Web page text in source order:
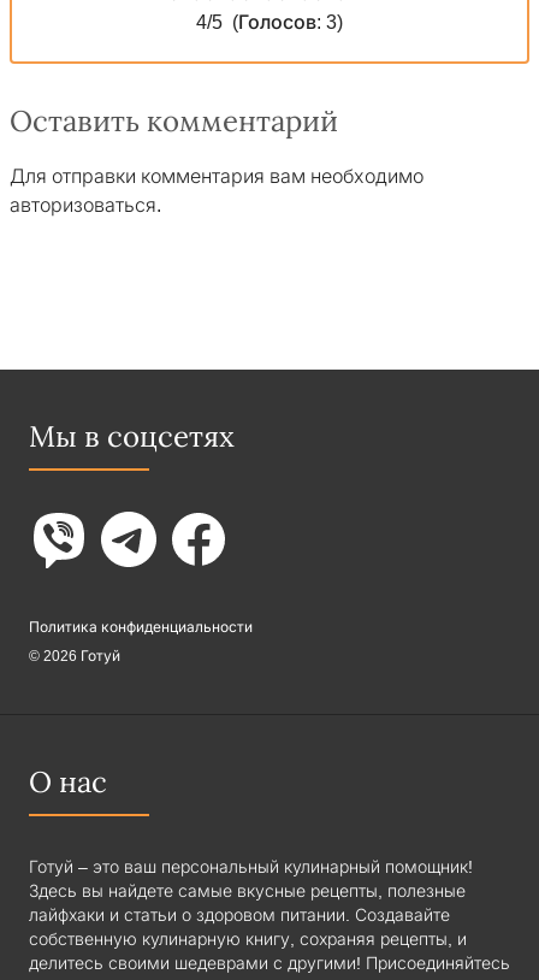
4/5 (Голосов: 3)
Оставить комментарий
Для отправки комментария вам необходимо
авторизоваться.
Мы в соцсетях
Политика конфиденциальности
© 2026 Готуй
О нас
Готуй – это ваш персональный кулинарный помощник!
Здесь вы найдете самые вкусные рецепты, полезные
лайфхаки и статьи о здоровом питании. Создавайте
собственную кулинарную книгу, сохраняя рецепты, и
делитесь своими шедеврами с другими! Присоединяйтесь